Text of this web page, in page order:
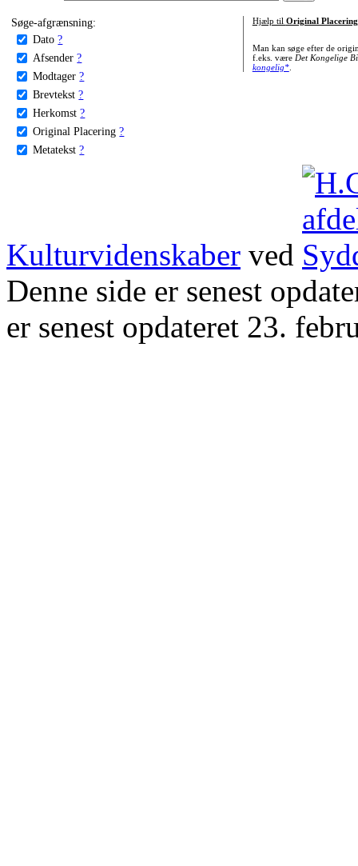
Søge-afgrænsning:
Dato ?
Afsender ?
Modtager ?
Brevtekst ?
Herkomst ?
Original Placering ?
Metatekst ?
Hjælp til Original Placering
Man kan søge efter de
f.eks. være Det Kongelige
kongelig*.
Kulturvidenskaber ved
Denne side er senest
er senest opdateret 23.